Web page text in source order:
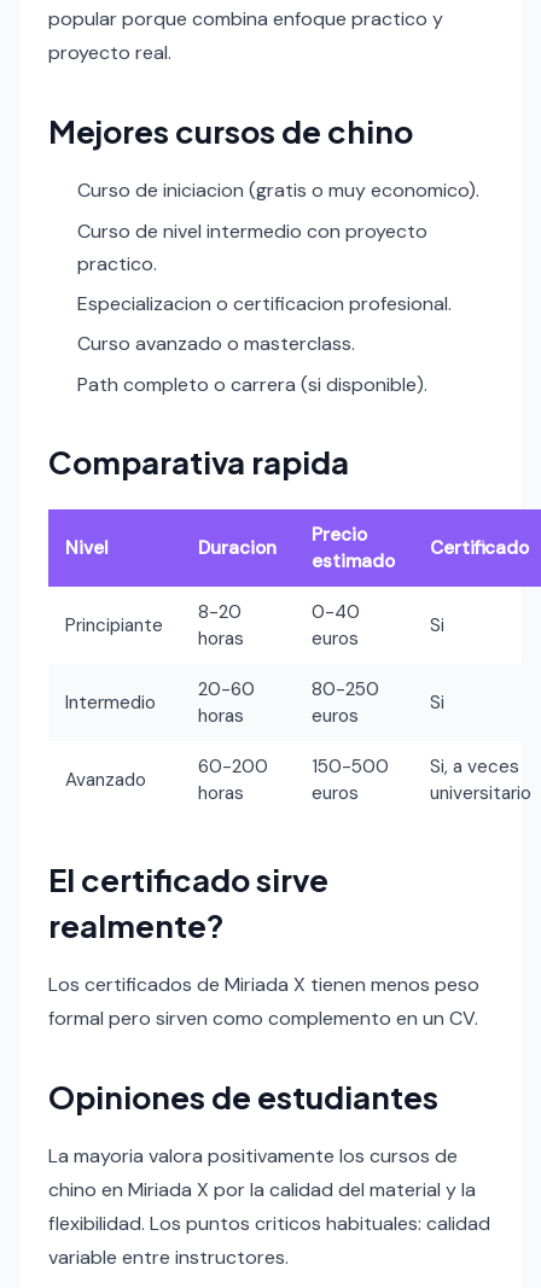
popular porque combina enfoque practico y
proyecto real.
Mejores cursos de chino
Curso de iniciacion (gratis o muy economico).
Curso de nivel intermedio con proyecto
practico.
Especializacion o certificacion profesional.
Curso avanzado o masterclass.
Path completo o carrera (si disponible).
Comparativa rapida
Nivel Duracion
Precio
estimado
Certificado
Principiante
8-20
horas
0-40
euros
Si
Intermedio
20-60
horas
80-250
euros
Si
Avanzado
60-200
horas
150-500
euros
Si, a veces
universitario
El certificado sirve
realmente?
Los certificados de Miriada X tienen menos peso
formal pero sirven como complemento en un CV.
Opiniones de estudiantes
La mayoria valora positivamente los cursos de
chino en Miriada X por la calidad del material y la
flexibilidad. Los puntos criticos habituales: calidad
variable entre instructores.